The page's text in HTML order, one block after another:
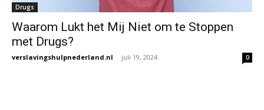
Drugs
Waarom Lukt het Mij Niet om te Stoppen
met Drugs?
verslavingshulpnederland.nl - juli 19, 2024 0